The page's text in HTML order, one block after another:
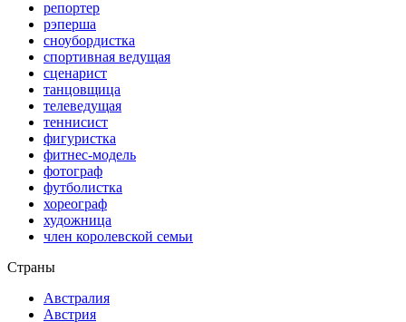
репортер
рэперша
сноубордистка
спортивная ведущая
сценарист
танцовщица
телеведущая
теннисист
фигуристка
фитнес-модель
фотограф
футболистка
хореограф
художница
член королевской семьи
Страны
Австралия
Австрия